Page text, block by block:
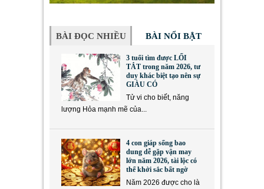
BÀI ĐỌC NHIỀU BÀI NỔI BẬT
3 tuổi tìm được LỐI
TẮT trong năm 2026, tư
duy khác biệt tạo nên sự
GIÀU CÓ
Tử vi cho biết, năng
lượng Hỏa mạnh mẽ của...
4 con giáp sống bao
dung dễ gặp vận may
lớn năm 2026, tài lộc có
thể khởi sắc bất ngờ
Năm 2026 được cho là